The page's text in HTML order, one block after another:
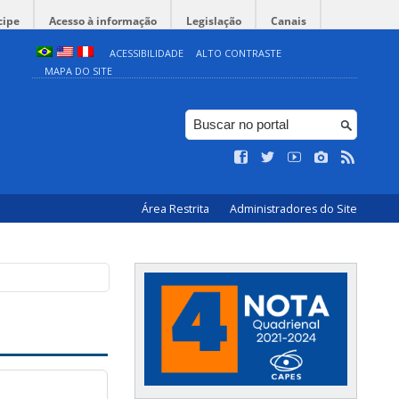
Acesso à informação Legislação Canais
ACESSIBILIDADE
ALTO CONTRASTE
MAPA DO SITE
Área Restrita Administradores do Site